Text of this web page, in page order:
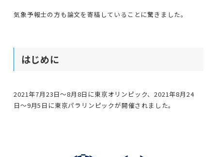
気象予報士の方も論文を寄稿していることに驚きました。
はじめに
2021年7月23日〜8月8日に東京オリンピック、2021年8月24
日〜9月5日に東京パラリンピックが開催されました。